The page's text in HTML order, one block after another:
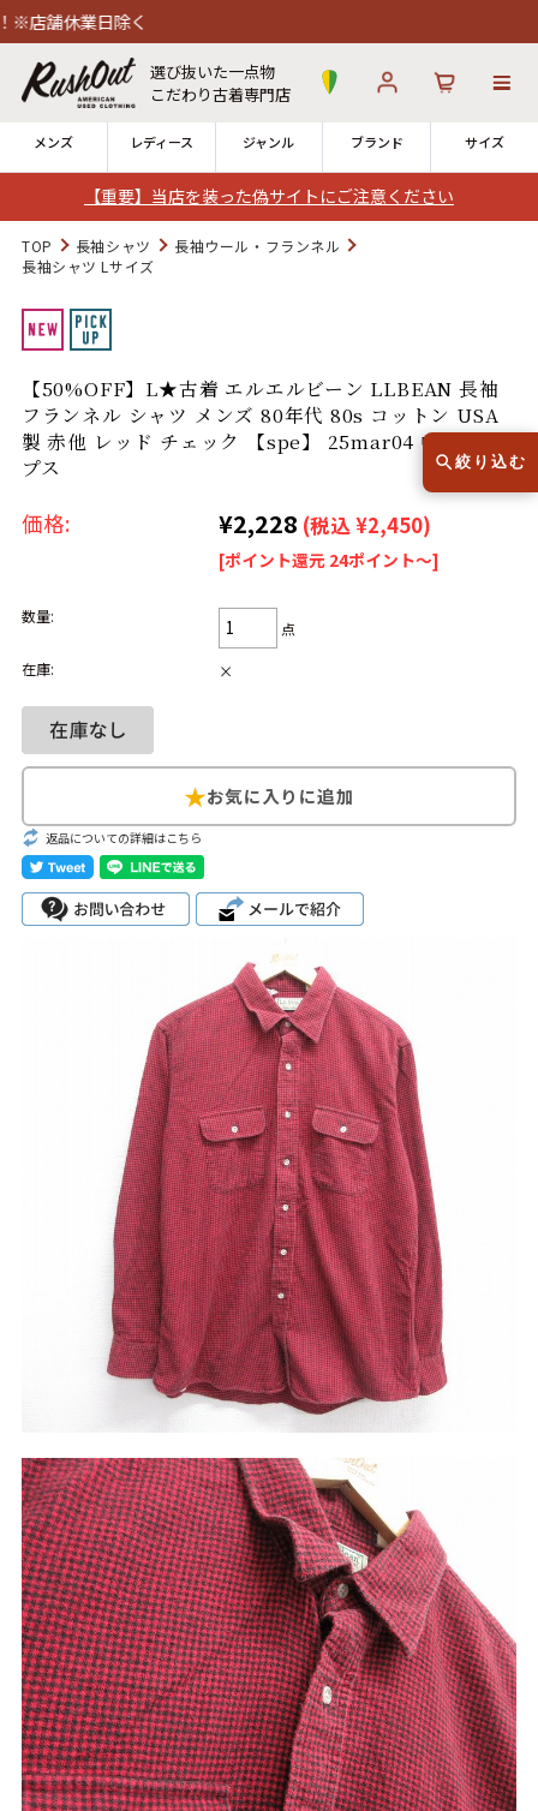
【重要】当店を装った偽サイトにご注意ください
業日除く
選び抜いた一点物
こだわり古着専門店
メンズ レディース ジャンル ブランド サイズ
ログイン
店舗一覧
全国7店舗・公式通販の比較
発送について 12時までのご注文で当日出荷！
※対応不可：日祝、長期休暇、セール
ミリタリー
ブランドから探す
ラルフ ローレン
チャンピオン
パタゴニア
アディダス ナイキ
リーバイス ラッセル・アスレ
チック
カ行 サ行
タ行
ハ行 マ行 ラ行
Search by Itemアイテムから探す
ジャケット スウェット セーター
半袖シャツ
パンツ レディース
雑貨/小物
Search by Particularこだわりから探す
Search by Sizeサイズから探す（メンズ）
ジャケット XS S M L XL
TOP 長袖シャツ
長袖ウール・フランネル
長袖シャツ Lサイズ
【50%OFF】L★古着 エルエルビーン LLBEAN 長袖
フランネル シャツ メンズ 80年代 80s コットン USA
製 赤他 レッド チェック 【spe】 25mar04 中古 トッ
プス
価格: ¥2,228 (税込 ¥2,450)
[ポイント還元 24ポイント～]
数量:
点
在庫:
×
返品についての詳細はこちら
絞り込む